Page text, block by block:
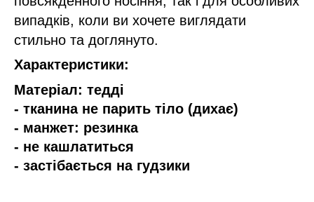
випадків, коли ви хочете виглядати
стильно та доглянуто.
Характеристики:
Матеріал: тедді
- тканина не парить тіло (дихає)
- манжет: резинка
- не кашлатиться
- застібається на гудзики